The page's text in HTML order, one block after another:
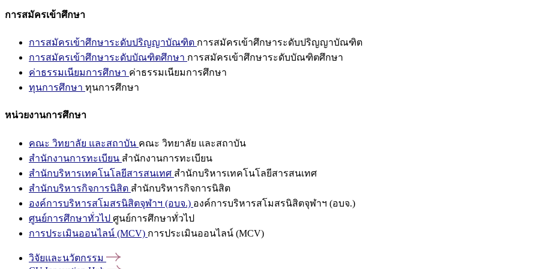
การสมัครเข้าศึกษา
การสมัครเข้าศึกษาระดับปริญญาบัณฑิต การสมัครเข้าศึกษาระดับปริญญาบัณฑิต
การสมัครเข้าศึกษาระดับบัณฑิตศึกษา การสมัครเข้าศึกษาระดับบัณฑิตศึกษา
ค่าธรรมเนียมการศึกษา ค่าธรรมเนียมการศึกษา
ทุนการศึกษา ทุนการศึกษา
หน่วยงานการศึกษา
คณะ วิทยาลัย และสถาบัน คณะ วิทยาลัย และสถาบัน
สำนักงานการทะเบียน สำนักงานการทะเบียน
สำนักบริหารเทคโนโลยีสารสนเทศ สำนักบริหารเทคโนโลยีสารสนเทศ
สำนักบริหารกิจการนิสิต สำนักบริหารกิจการนิสิต
องค์การบริหารสโมสรนิสิตจุฬาฯ (อบจ.) องค์การบริหารสโมสรนิสิตจุฬาฯ (อบจ.)
ศูนย์การศึกษาทั่วไป ศูนย์การศึกษาทั่วไป
การประเมินออนไลน์ (MCV) การประเมินออนไลน์ (MCV)
วิจัยและนวัตกรรม